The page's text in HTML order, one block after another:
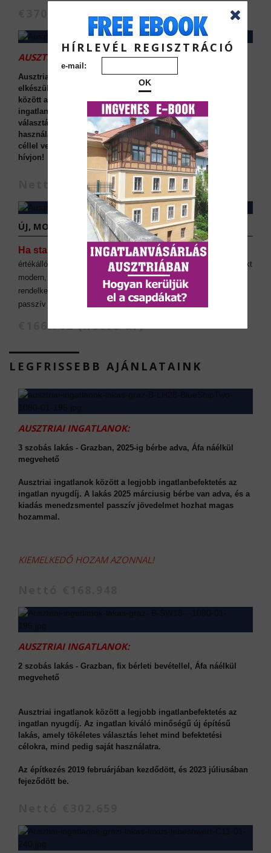
HÍRLEVÉL REGISZTRÁCIÓ
e-mail:
OK
AUSZTRIAI INGATLANOK:
Ausztriai ingatlanok: 3 szobás lakás - Bécsben, 2025-ös
elkészüléssel, Áfa náélkül megvehető Ausztriai ingatlanok
között a legjobb ingatlanbefektetés az ingatlan nyugdíj. Az
ingatlan kiváló minőségű új építésű lakás, amely tökéletes
választás lehet mind befektetési célokra, mind pedig saját
használatra. Az építkezés 2025-ben készül el. Ha bérbeadási
céllel veszik meg, akkor nettó áron megvehető. Részletekért
hívjon!
Nettó €396.420
ÚJ, MOST ÉPÜLŐ GRAZI LAKÁSOK: 8020 GRAZ
Ha stabil bérleti piacot,kiváló infrastruktúrát és
értékállóságot keres, Graz ideális választás lehet. Az épülő projekt
modern, energiahatékony, és kiváló közlekedési kapcsolatokkal
rendelkezik. A lakások kiadása könnyen kiszervezhető, így
passzív jövedelemszerzési lehetőséget is kínál.
€166.762 (nettó ár)
LEGFRISSEBB AJÁNLATAINK
AUSZTRIAI INGATLANOK:
3 szobás lakás - Grazban, 2025-ig bérbe adva, Áfa náélkül
megvehető
Ausztriai ingatlanok között a legjobb ingatlanbefektetés az
ingatlan nyugdíj. A lakás 2025 márciusig bérbe van adva, és a
kiadás menedzsmentel passzív jövedelmet hozhat magas
hozammal.
KIEMELKEDŐ HOZAM AZONNAL!
AUSZTRIAI INGATLANOK:
2 szobás lakás - Grazban, fix bérleti bevétellel, Áfa náélkül
megvehető
Ausztriai ingatlanok között a legjobb ingatlanbefektetés az
ingatlan nyugdíj. Az ingatlan kiváló minőségű új építésű
lakás, amely tökéletes választás lehet mind befektetési
célokra, mind pedig saját használatra.
Az építkezés 2019 februárjában kezdődött, és 2023 júliusában
fejeződött be.